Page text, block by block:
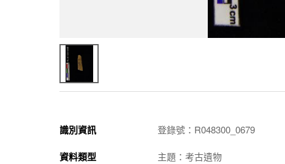
識別資訊 登錄號：R048300_0679
資料類型 主題：考古遺物